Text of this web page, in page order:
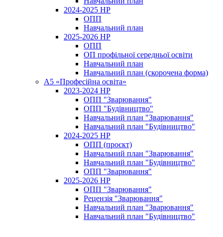
2024-2025 НР
ОПП
Навчальний план
2025-2026 НР
ОПП
ОП профільної середньої освіти
Навчальний план
Навчальний план (скорочена форма)
A5 «Професійна освіта»
2023-2024 НР
ОПП "Зварювання"
ОПП "Будівництво"
Навчальний план "Зварювання"
Навчальний план "Будівництво"
2024-2025 НР
ОПП (проєкт)
Навчальний план "Зварювання"
Навчальний план "Будівництво"
ОПП "Зварювання"
2025-2026 НР
ОПП "Зварювання"
Рецензія "Зварювання"
Навчальний план "Зварювання"
Навчальний план "Будівництво"